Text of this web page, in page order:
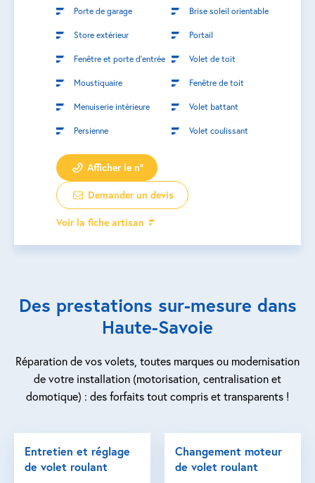
Porte de garage Brise soleil orientable
Store extérieur Portail
Fenêtre et porte d’entrée Volet de toit
Moustiquaire Fenêtre de toit
Menuiserie intérieure Volet battant
Persienne Volet coulissant
Afficher le n°
Demander un devis
Voir la fiche artisan
Des prestations sur-mesure dans
Haute-Savoie
Réparation de vos volets, toutes marques ou modernisation
de votre installation (motorisation, centralisation et
domotique) : des forfaits tout compris et transparents !
Entretien et réglage
de volet roulant
Changement moteur
de volet roulant